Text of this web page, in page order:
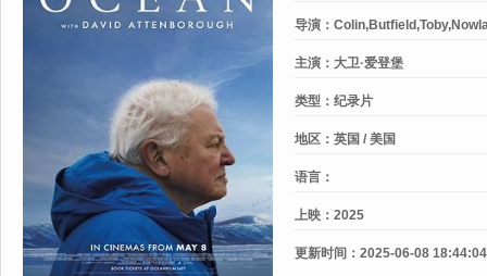
导演：
主演： 大卫·爱登堡
类型： 纪录片
地区： 英国 / 美国
语言：
上映： 2025
更新时间： 2025-06-08 18:44:04